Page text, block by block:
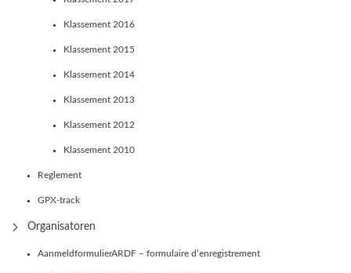
Klassement 2016
Klassement 2015
Klassement 2014
Klassement 2013
Klassement 2012
Klassement 2010
Reglement
GPX-track
Organisatoren
AanmeldformulierARDF – formulaire d’enregistrement